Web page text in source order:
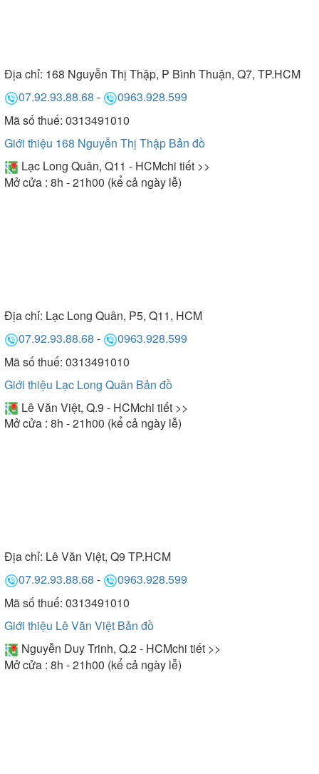
Địa chỉ: 168 Nguyễn Thị Thập, P Bình Thuận, Q7, TP.HCM
07.92.93.88.68 -
0963.928.599
Mã số thuế: 0313491010
Giới thiệu 168 Nguyễn Thị Thập Bản đồ
Lạc Long Quân, Q11 - HCMchi tiết >>
Mở cửa : 8h - 21h00 (kể cả ngày lễ)
Địa chỉ: Lạc Long Quân, P5, Q11, HCM
07.92.93.88.68 -
0963.928.599
Mã số thuế: 0313491010
Giới thiệu Lạc Long Quân Bản đồ
Lê Văn Việt, Q.9 - HCMchi tiết >>
Mở cửa : 8h - 21h00 (kể cả ngày lễ)
Địa chỉ: Lê Văn Việt, Q9 TP.HCM
07.92.93.88.68 -
0963.928.599
Mã số thuế: 0313491010
Giới thiệu Lê Văn Việt Bản đồ
Nguyễn Duy Trinh, Q.2 - HCMchi tiết >>
Mở cửa : 8h - 21h00 (kể cả ngày lễ)